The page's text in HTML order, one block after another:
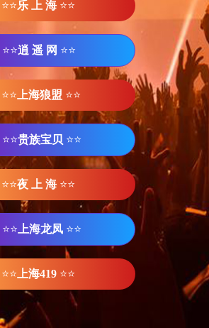
⭐⭐乐 上 海 ⭐⭐
⭐⭐逍 遥 网 ⭐⭐
⭐⭐ 上海狼盟 ⭐⭐
⭐⭐贵族宝贝 ⭐⭐
⭐⭐夜 上 海 ⭐⭐
⭐⭐ 上海龙凤 ⭐⭐
⭐⭐ 上海419 ⭐⭐